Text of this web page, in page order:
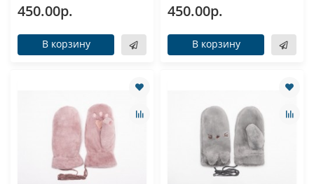
450.00р.
В корзину
450.00р.
В корзину